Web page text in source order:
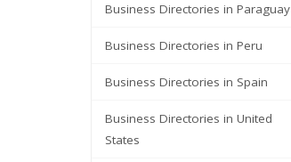
Business Directories in Paraguay
Business Directories in Peru
Business Directories in Spain
Business Directories in United
States